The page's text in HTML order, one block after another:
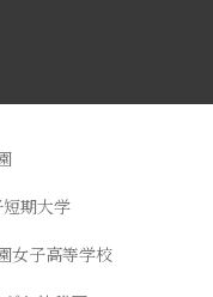
期大学
女子高等学校